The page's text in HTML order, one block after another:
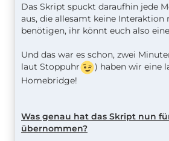
Das Skript spuckt daraufhin jede
aus, die allesamt keine Interaktion
benötigen, ihr könnt euch also
Und das war es schon, zwei
laut Stoppuhr
) haben wir eine
Homebridge!
Was genau hat das Skript nun
übernommen?